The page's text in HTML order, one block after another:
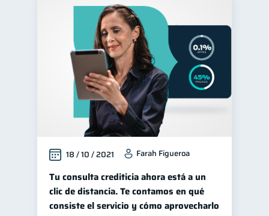
18 / 10 / 2021 Farah Figueroa
Tu consulta crediticia ahora está a un
clic de distancia. Te contamos en qué
consiste el servicio y cómo aprovecharlo